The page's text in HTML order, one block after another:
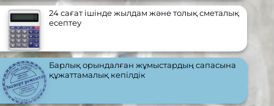
24 сағат ішінде жылдам және толық сметалық
есептеу
Барлық орындалған жұмыстардың сапасына
құжаттамалық кепілдік